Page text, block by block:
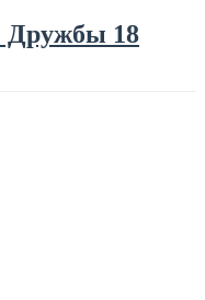
Дружбы 18